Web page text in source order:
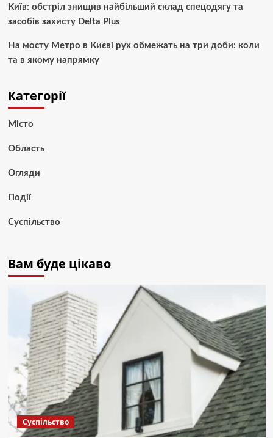
Київ: обстріл знищив найбільший склад спецодягу та
засобів захисту Delta Plus
На мосту Метро в Києві рух обмежать на три доби: коли
та в якому напрямку
Категорії
Місто
Область
Огляди
Події
Суспільство
Вам буде цікаво
Суспільство